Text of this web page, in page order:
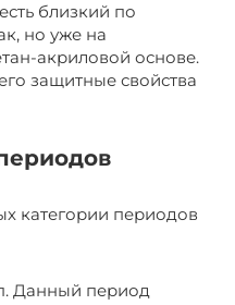
близкий по
но уже на
акриловой основе.
защитные свойства
категории периодов
Данный период